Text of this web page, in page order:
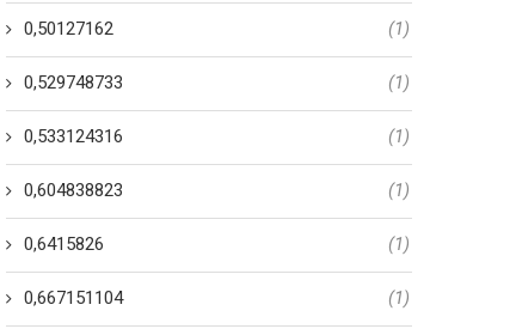
0,50127162 (1)
0,529748733 (1)
0,533124316 (1)
0,604838823 (1)
0,6415826 (1)
0,667151104 (1)